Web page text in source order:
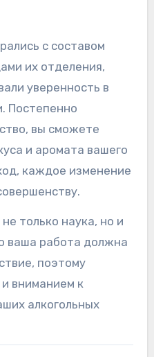
с составом
их отделения,
уверенность в
Постепенно
вы сможете
и аромата вашего
каждое изменение
только наука, но и
ваша работа должна
поэтому
вниманием к
алкогольных